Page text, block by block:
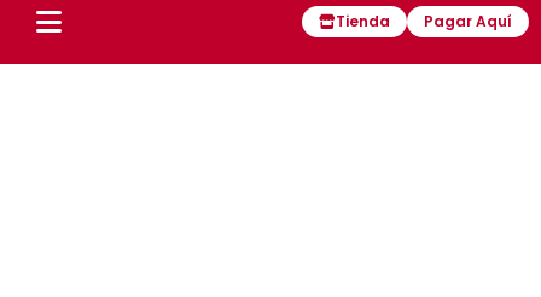
Tienda Pagar Aquí